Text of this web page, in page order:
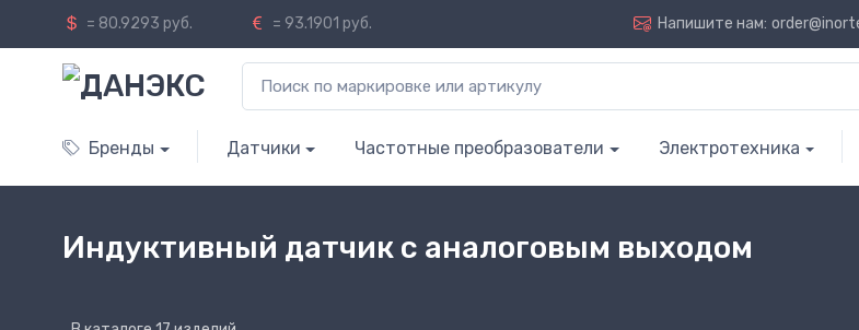
= 80.9293 руб. = 93.1901 руб. Напишите нам:
Бренды Датчики Частотные преобразователи Электротехника
Индуктивный датчик с аналоговым выходом